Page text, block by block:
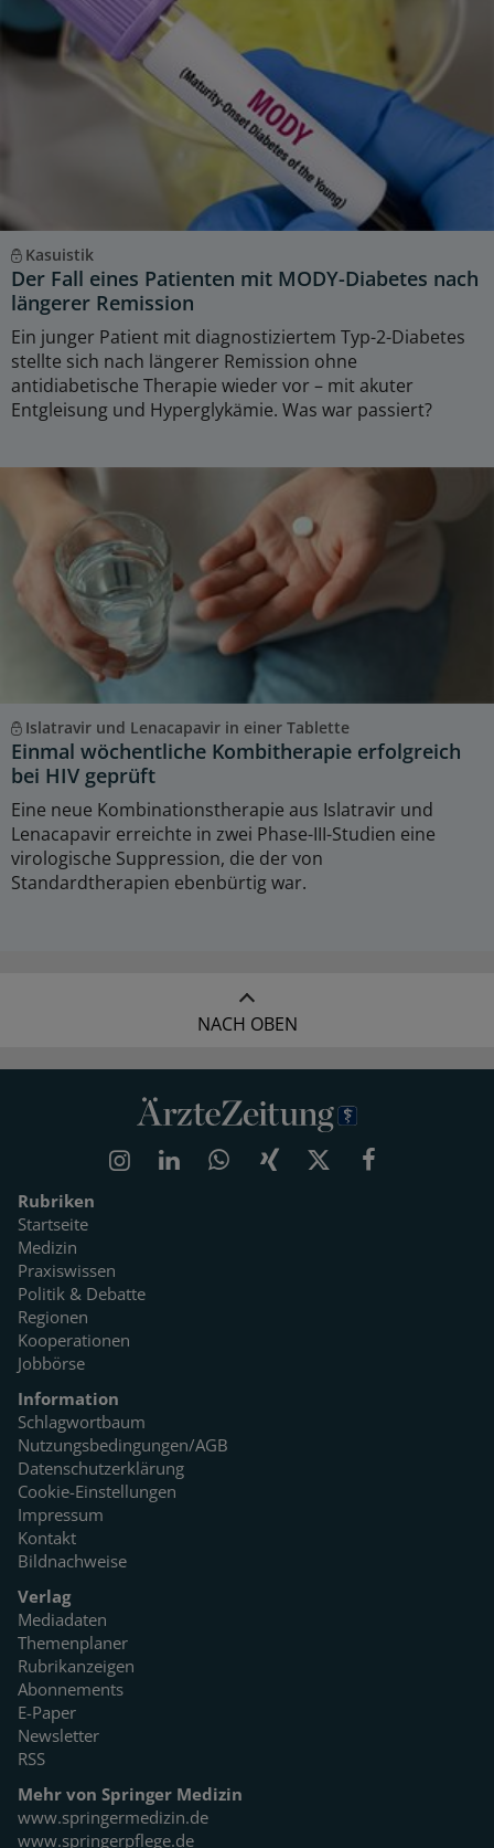
Kasuistik
Der Fall eines Patienten mit MODY-Diabetes nach
längerer Remission
Ein junger Patient mit diagnostiziertem Typ-2-Diabetes
stellte sich nach längerer Remission ohne
antidiabetische Therapie wieder vor – mit akuter
Entgleisung und Hyperglykämie. Was war passiert?
Islatravir und Lenacapavir in einer Tablette
Einmal wöchentliche Kombitherapie erfolgreich
bei HIV geprüft
Eine neue Kombinationstherapie aus Islatravir und
Lenacapavir erreichte in zwei Phase-III-Studien eine
virologische Suppression, die der von
Standardtherapien ebenbürtig war.
NACH OBEN
Rubriken
Startseite
Medizin
Praxiswissen
Politik & Debatte
Regionen
Kooperationen
Jobbörse
Information
Schlagwortbaum
Nutzungsbedingungen/AGB
Datenschutzerklärung
Cookie-Einstellungen
Impressum
Kontakt
Bildnachweise
Verlag
Mediadaten
Themenplaner
Rubrikanzeigen
Abonnements
E-Paper
Newsletter
RSS
Mehr von Springer Medizin
www.springermedizin.de
www.springerpflege.de